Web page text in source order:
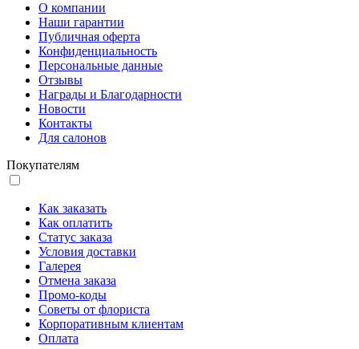
О компании
Наши гарантии
Публичная оферта
Конфиденциальность
Персональные данные
Отзывы
Награды и Благодарности
Новости
Контакты
Для салонов
Покупателям
Как заказать
Как оплатить
Статус заказа
Условия доставки
Галерея
Отмена заказа
Промо-коды
Советы от флориста
Корпоративным клиентам
Оплата